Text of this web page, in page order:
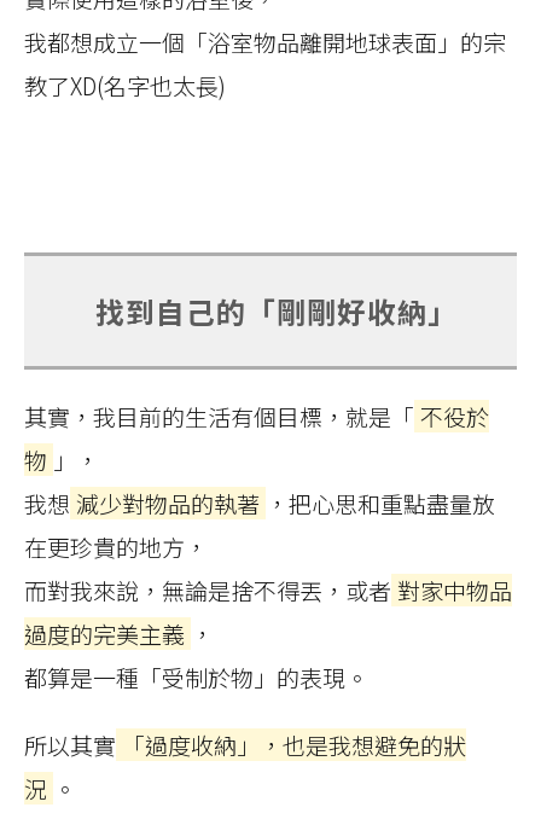
我都想成立一個「浴室物品離開地球表面」的宗
教了XD(名字也太長)
找到自己的「剛剛好收納」
其實，我目前的生活有個目標，就是「 不役於
物 」，
我想 減少對物品的執著 ，把心思和重點盡量放
在更珍貴的地方，
而對我來說，無論是捨不得丟，或者 對家中物品
過度的完美主義 ，
都算是一種「受制於物」的表現。
所以其實
「過度收納」，也是我想避免的狀
況 。